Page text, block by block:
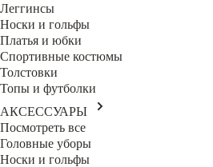
Леггинсы
Носки и гольфы
Платья и юбки
Спортивные костюмы
Толстовки
Топы и футболки
АКСЕССУАРЫ
Посмотреть все
Головные уборы
Носки и гольфы